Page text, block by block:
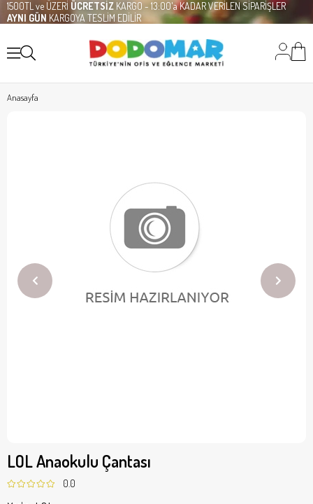
1500TL ve ÜZERİ ÜCRETSİZ KARGO - 13:00'a KADAR VERİLEN SİPARİŞLER
AYNI GÜN KARGOYA TESLİM EDİLİR
Anasayfa
LOL Anaokulu Çantası
0.0